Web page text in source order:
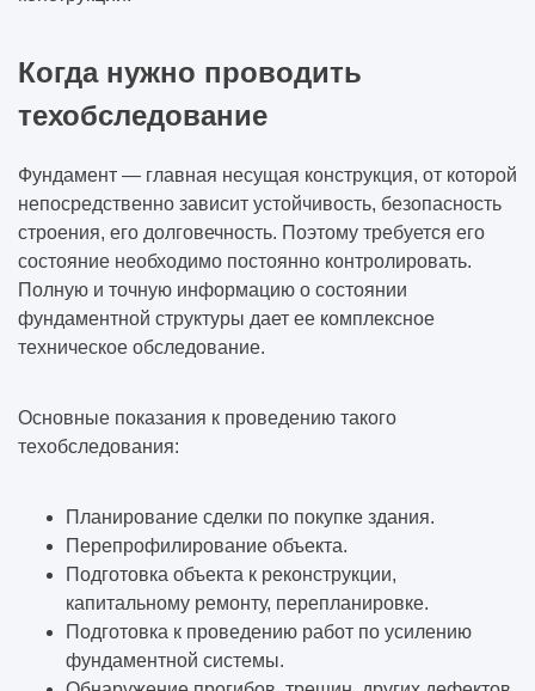
Когда нужно проводить
техобследование
Фундамент — главная несущая конструкция, от которой
непосредственно зависит устойчивость, безопасность
строения, его долговечность. Поэтому требуется его
состояние необходимо постоянно контролировать.
Полную и точную информацию о состоянии
фундаментной структуры дает ее комплексное
техническое обследование.
Основные показания к проведению такого
техобследования:
Планирование сделки по покупке здания.
Перепрофилирование объекта.
Подготовка объекта к реконструкции,
капитальному ремонту, перепланировке.
Подготовка к проведению работ по усилению
фундаментной системы.